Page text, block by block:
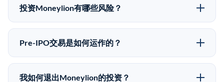
upmarket.co创建账户来表达对Moneylion股份的投资意
50,000美元。UpMarket是FINRA注册的经纪交易商，
自2019年以来已经纪超过5亿美元的另类投资。
投资Moneylion有哪些风险？
Pre-IPO投资存在重大风险。Moneylion的股份流动性
低，意味着没有公开市场可以快速出售。不存在确定的
应做好可能全部损失的准备。私有公司的估值在融资轮
次之间可能大幅波动。投资者应在投资前咨询其财务顾
Pre-IPO交易是如何运作的？
在Pre-IPO交易中，合格投资者通过二级市场平台从现有
股东（如员工、早期投资者或其他持有人）处购买股
我如何退出Moneylion的投资？